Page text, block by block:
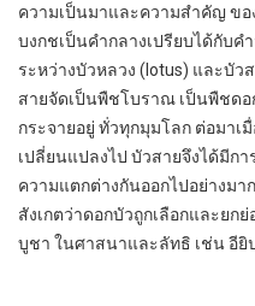
ความเป็นมาและความสําคัญ ขอ
บงกชเป็นคํากลางเปรียบได้กับคํ
ระหว่างบัวหลวง (lotus) และบัว
สายจัดเป็นพืชโบราณ เป็นพืชด
กระจายอยู่ ทั่วทุกมุมโลก ต่อมา
เปลี่ยนแปลงไป บัวสายจึงได้มีก
ความแตกต่างกันออกไปอย่างม
สังเกตว่าดอกบัวถูกเลือกและยก
บูชา ในศาสนาและลัทธิ เช่น อี